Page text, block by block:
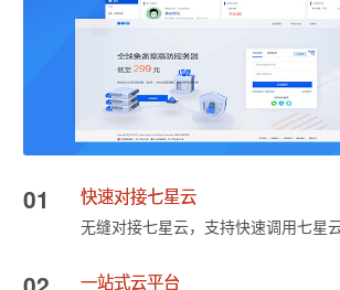
01 快速对接七星云
无缝对接七星云，支持快速调用七星
一站式云平台